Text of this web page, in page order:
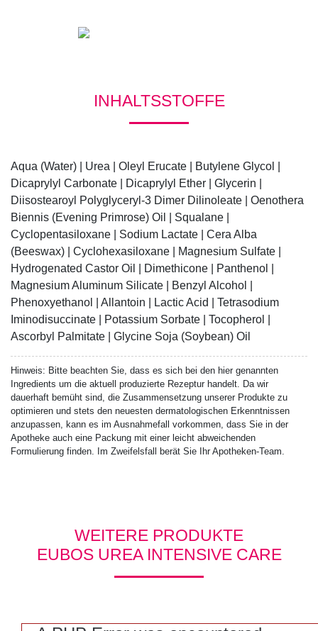
INHALTSSTOFFE
Aqua (Water) | Urea | Oleyl Erucate | Butylene Glycol |
Dicaprylyl Carbonate | Dicaprylyl Ether | Glycerin |
Diisostearoyl Polyglyceryl-3 Dimer Dilinoleate | Oenothera
Biennis (Evening Primrose) Oil | Squalane |
Cyclopentasiloxane | Sodium Lactate | Cera Alba
(Beeswax) | Cyclohexasiloxane | Magnesium Sulfate |
Hydrogenated Castor Oil | Dimethicone | Panthenol |
Magnesium Aluminum Silicate | Benzyl Alcohol |
Phenoxyethanol | Allantoin | Lactic Acid | Tetrasodium
Iminodisuccinate | Potassium Sorbate | Tocopherol |
Ascorbyl Palmitate | Glycine Soja (Soybean) Oil
Hinweis: Bitte beachten Sie, dass es sich bei den hier genannten
Ingredients um die aktuell produzierte Rezeptur handelt. Da wir
dauerhaft bemüht sind, die Zusammensetzung unserer Produkte zu
optimieren und stets den neuesten dermatologischen Erkenntnissen
anzupassen, kann es im Ausnahmefall vorkommen, dass Sie in der
Apotheke auch eine Packung mit einer leicht abweichenden
Formulierung finden. Im Zweifelsfall berät Sie Ihr Apotheken-Team.
WEITERE PRODUKTE
EUBOS UREA INTENSIVE CARE